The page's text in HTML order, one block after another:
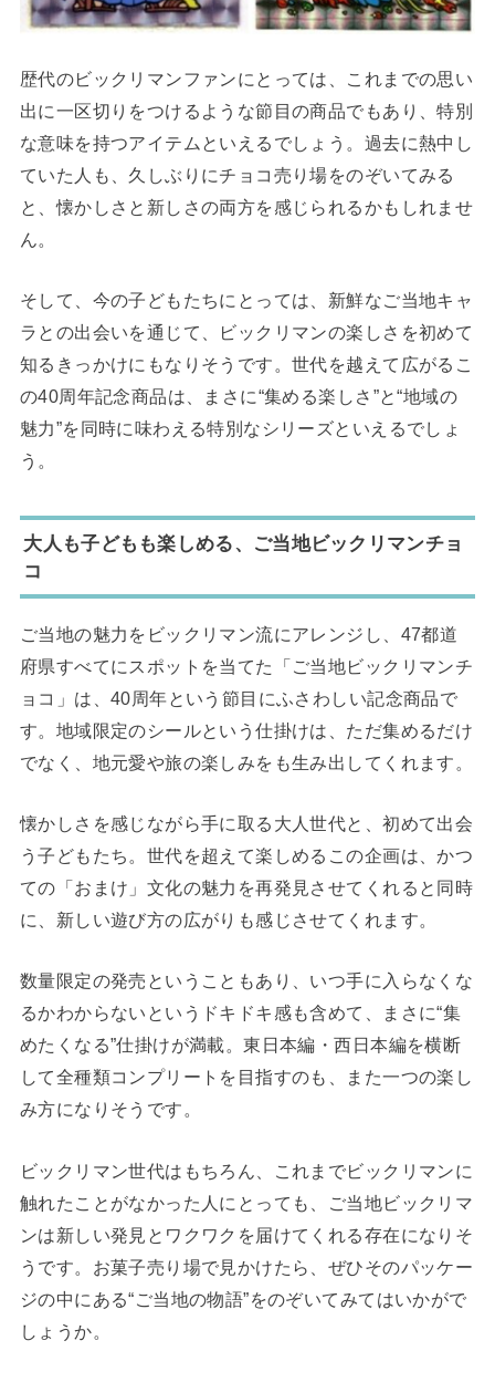
歴代のビックリマンファンにとっては、これまでの思い
出に一区切りをつけるような節目の商品でもあり、特別
な意味を持つアイテムといえるでしょう。過去に熱中し
ていた人も、久しぶりにチョコ売り場をのぞいてみる
と、懐かしさと新しさの両方を感じられるかもしれませ
ん。
そして、今の子どもたちにとっては、新鮮なご当地キャ
ラとの出会いを通じて、ビックリマンの楽しさを初めて
知るきっかけにもなりそうです。世代を越えて広がるこ
の40周年記念商品は、まさに“集める楽しさ”と“地域の
魅力”を同時に味わえる特別なシリーズといえるでしょ
う。
大人も子どもも楽しめる、ご当地ビックリマンチョ
コ
ご当地の魅力をビックリマン流にアレンジし、47都道
府県すべてにスポットを当てた「ご当地ビックリマンチ
ョコ」は、40周年という節目にふさわしい記念商品で
す。地域限定のシールという仕掛けは、ただ集めるだけ
でなく、地元愛や旅の楽しみをも生み出してくれます。
懐かしさを感じながら手に取る大人世代と、初めて出会
う子どもたち。世代を超えて楽しめるこの企画は、かつ
ての「おまけ」文化の魅力を再発見させてくれると同時
に、新しい遊び方の広がりも感じさせてくれます。
数量限定の発売ということもあり、いつ手に入らなくな
るかわからないというドキドキ感も含めて、まさに“集
めたくなる”仕掛けが満載。東日本編・西日本編を横断
して全種類コンプリートを目指すのも、また一つの楽し
み方になりそうです。
ビックリマン世代はもちろん、これまでビックリマンに
触れたことがなかった人にとっても、ご当地ビックリマ
ンは新しい発見とワクワクを届けてくれる存在になりそ
うです。お菓子売り場で見かけたら、ぜひそのパッケー
ジの中にある“ご当地の物語”をのぞいてみてはいかがで
しょうか。